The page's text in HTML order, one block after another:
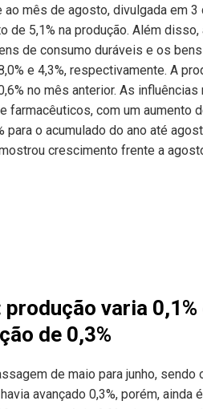
mês de agosto, divulgada em 3
5,1% na produção. Além
de consumo duráveis e os
e 4,3%, respectivamente. A
no mês anterior. As
com um aumento
o acumulado do ano até
crescimento frente a
varia 0,1%
de 0,3%
de maio para junho,
avançado 0,3%, porém, ainda